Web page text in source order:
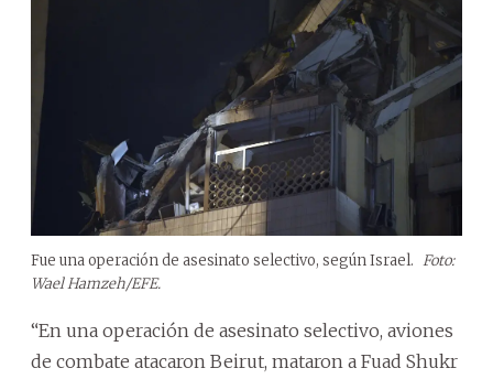
Fue una operación de asesinato selectivo, según Israel. Foto:
Wael Hamzeh/EFE.
“En una operación de asesinato selectivo, aviones
de combate atacaron Beirut, mataron a Fuad Shukr